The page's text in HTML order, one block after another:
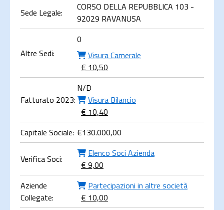
Sede Legale:
CORSO DELLA REPUBBLICA 103 -
92029 RAVANUSA
Altre Sedi:
0
Visura Camerale
€ 10,50
Fatturato 2023:
N/D
Visura Bilancio
€ 10,40
Capitale Sociale: €130.000,00
Verifica Soci:
Elenco Soci Azienda
€ 9,00
Aziende
Collegate:
Partecipazioni in altre società
€ 10,00